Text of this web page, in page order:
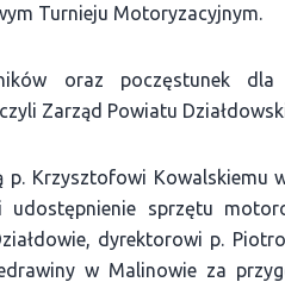
Turnieju Motoryzacyjnym.
oraz poczęstunek dla
Zarząd Powiatu
Krzysztofowi Kowalskiemu
udostępnienie sprzętu
dyrektorowi p.
w Malinowie za